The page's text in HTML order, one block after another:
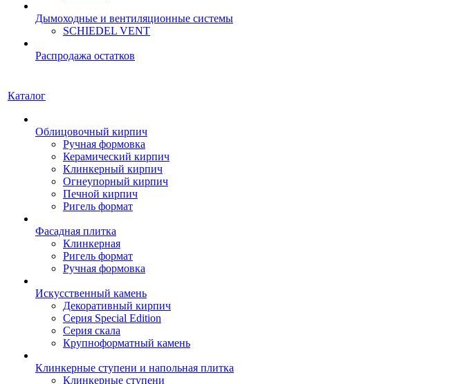
Дымоходные и вентиляционные системы
SCHIEDEL VENT
Распродажа остатков
Каталог
Облицовочный кирпич
Ручная формовка
Керамический кирпич
Клинкерный кирпич
Огнеупорный кирпич
Печной кирпич
Ригель формат
Фасадная плитка
Клинкерная
Ригель формат
Ручная формовка
Искусственный камень
Декоративный кирпич
Серия Special Edition
Серия скала
Крупноформатный камень
Клинкерные ступени и напольная плитка
Клинкерные ступени